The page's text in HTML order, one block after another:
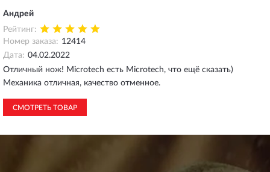
Андрей
Рейтинг:
Номер заказа: 12414
Дата: 04.02.2022
Отличный нож! Microtech есть Microtech, что ещё сказать)
Механика отличная, качество отменное.
СМОТРЕТЬ ТОВАР